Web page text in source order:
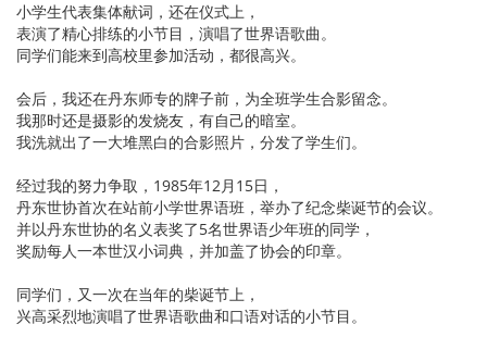
小学生代表集体献词，还在仪式上，
表演了精心排练的小节目，演唱了世界语歌曲。
同学们能来到高校里参加活动，都很高兴。
会后，我还在丹东师专的牌子前，为全班学生合影留念。
我那时还是摄影的发烧友，有自己的暗室。
我洗就出了一大堆黑白的合影照片，分发了学生们。
经过我的努力争取，1985年12月15日，
丹东世协首次在站前小学世界语班，举办了纪念柴诞节的会议。
并以丹东世协的名义表奖了5名世界语少年班的同学，
奖励每人一本世汉小词典，并加盖了协会的印章。
同学们，又一次在当年的柴诞节上，
兴高采烈地演唱了世界语歌曲和口语对话的小节目。